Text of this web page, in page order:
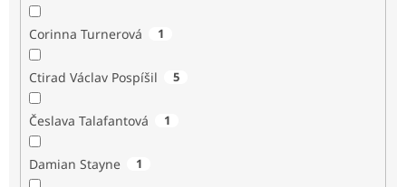
Corinna Turnerová 1
Ctirad Václav Pospíšil 5
Česlava Talafantová 1
Damian Stayne 1